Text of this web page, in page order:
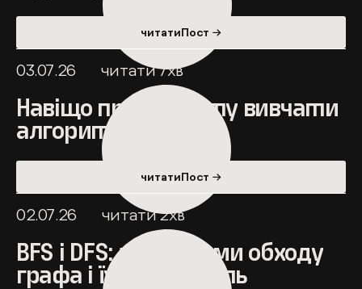
читатиПост →
03.07.26 читати7хв
Навіщо програмісту вивчати
алгоритми?
читатиПост →
02.07.26 читати2хв
BFS і DFS: алгоритми обходу
графа і їх складність